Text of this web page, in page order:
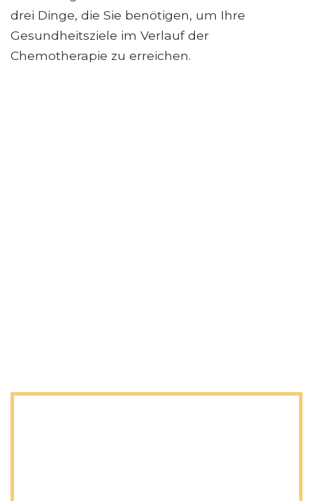
drei Dinge, die Sie benötigen, um Ihre
Gesundheitsziele im Verlauf der
Chemotherapie zu erreichen.